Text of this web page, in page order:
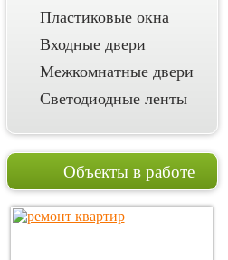
Пластиковые окна
Входные двери
Межкомнатные двери
Светодиодные ленты
Объекты в работе